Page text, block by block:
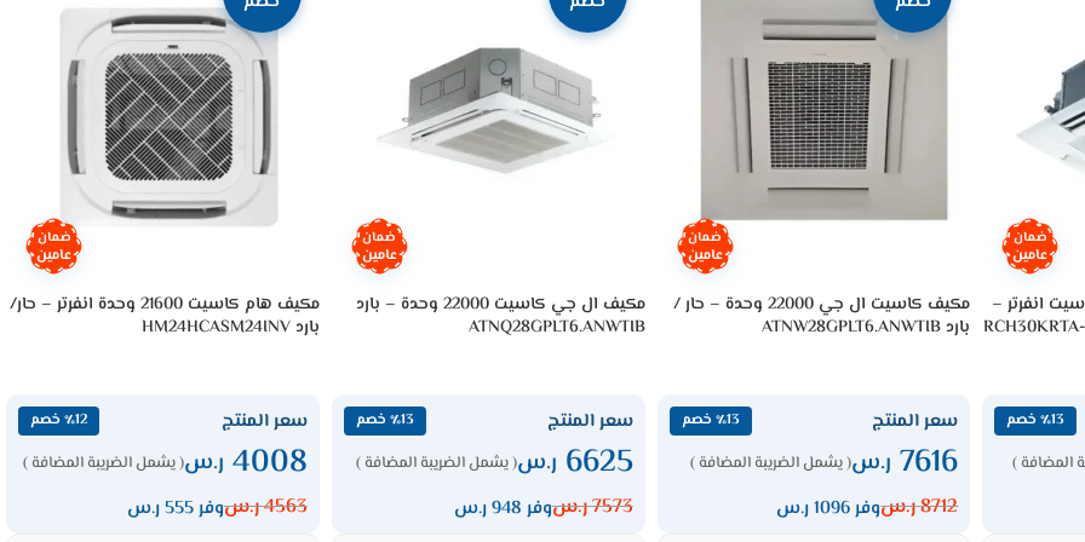
ضمان
عامين
مكيف فوجي 30 ألف وحدة كاسيت انفرتر –
٪13 خصم
المضافة )
ضمان
عامين
مكيف كاسيت ال جي 22000 وحدة – حار /
بارد ATNW28GPLT6.ANWTIB
سعر المنتج ٪13 خصم
7616 ر.س( يشمل الضريبة المضافة )
8712ر.سوفر 1096 ر.س
ضمان
عامين
مكيف ال جي كاسيت 22000 وحدة – بارد
ATNQ28GPLT6.ANWTIB
سعر المنتج ٪13 خصم
6625 ر.س( يشمل الضريبة المضافة )
7573ر.سوفر 948 ر.س
ضمان
عامين
مكيف هام كاسيت 21600 وحدة انفرتر – حار/
بارد HM24HCASM24INV
سعر المنتج ٪12 خصم
4008 ر.س( يشمل الضريبة المضافة )
4563ر.سوفر 555 ر.س